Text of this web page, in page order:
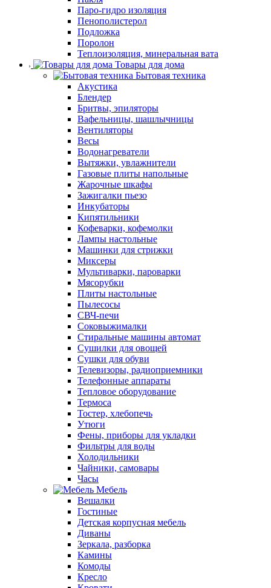
Паро-гидро изоляция
Пенополистерол
Подложка
Поролон
Теплоизоляция, минеральная вата
Товары для дома
Бытовая техника
Акустика
Блендер
Бритвы, эпиляторы
Вафельницы, шашлычницы
Вентиляторы
Весы
Водонагреватели
Вытяжки, увлажнители
Газовые плиты напольные
Жарочные шкафы
Зажигалки пьезо
Инкубаторы
Кипятильники
Кофеварки, кофемолки
Лампы настольные
Машинки для стрижки
Миксеры
Мультиварки, пароварки
Мясорубки
Плиты настольные
Пылесосы
СВЧ-печи
Соковыжималки
Стиральные машины автомат
Сушилки для овощей
Сушки для обуви
Телевизоры, радиоприемники
Телефонные аппараты
Тепловое оборудование
Термоса
Тостер, хлебопечь
Утюги
Фены, приборы для укладки
Фильтры для воды
Холодильники
Чайники, самовары
Часы
Мебель
Вешалки
Гостиные
Детская корпусная мебель
Диваны
Зеркала, разборка
Камины
Комоды
Кресло